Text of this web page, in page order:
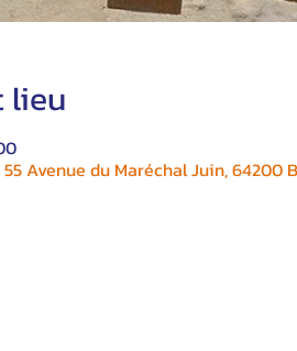
lieu
55 Avenue du Maréchal Juin, 64200